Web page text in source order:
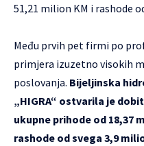
51,21 milion KM i rashode
Među prvih pet firmi po
primjera izuzetno visokih
poslovanja. Bijeljinska
„HIGRA“ ostvarila je
ukupne prihode od 18,37
rashode od svega 3,9